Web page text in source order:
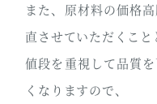
また、原材料の価格
直させていただくこと
値段を重視して品質
くなりますので、